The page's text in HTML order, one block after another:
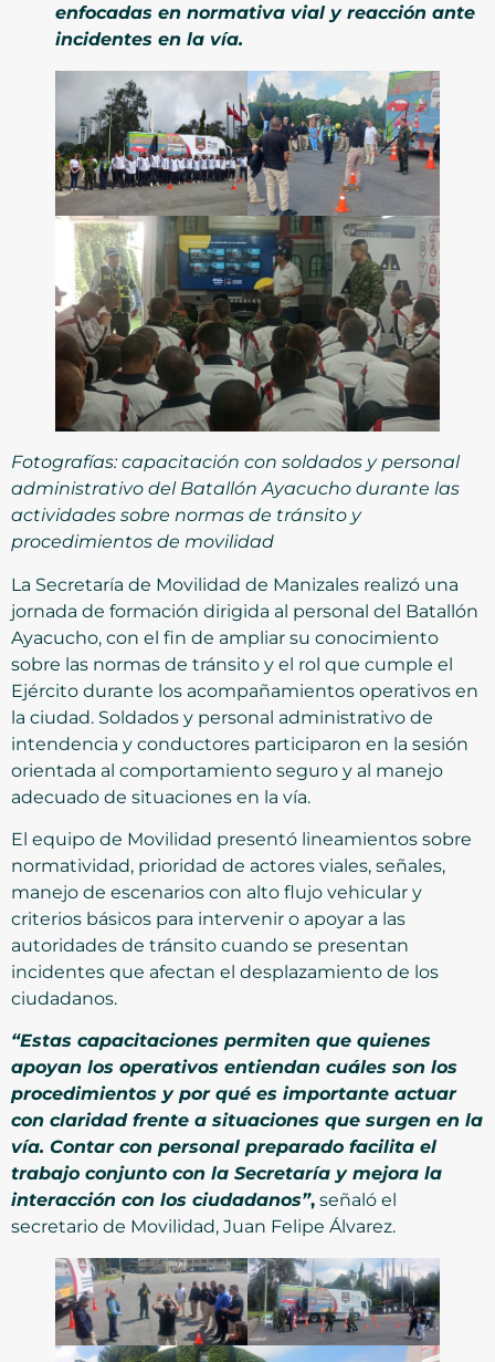
enfocadas en normativa vial y reacción ante
incidentes en la vía.
Fotografías: capacitación con soldados y personal
administrativo del Batallón Ayacucho durante las
actividades sobre normas de tránsito y
procedimientos de movilidad
La Secretaría de Movilidad de Manizales realizó una
jornada de formación dirigida al personal del Batallón
Ayacucho, con el fin de ampliar su conocimiento
sobre las normas de tránsito y el rol que cumple el
Ejército durante los acompañamientos operativos en
la ciudad. Soldados y personal administrativo de
intendencia y conductores participaron en la sesión
orientada al comportamiento seguro y al manejo
adecuado de situaciones en la vía.
El equipo de Movilidad presentó lineamientos sobre
normatividad, prioridad de actores viales, señales,
manejo de escenarios con alto flujo vehicular y
criterios básicos para intervenir o apoyar a las
autoridades de tránsito cuando se presentan
incidentes que afectan el desplazamiento de los
ciudadanos.
“Estas capacitaciones permiten que quienes
apoyan los operativos entiendan cuáles son los
procedimientos y por qué es importante actuar
con claridad frente a situaciones que surgen en la
vía. Contar con personal preparado facilita el
trabajo conjunto con la Secretaría y mejora la
interacción con los ciudadanos”, señaló el
secretario de Movilidad, Juan Felipe Álvarez.